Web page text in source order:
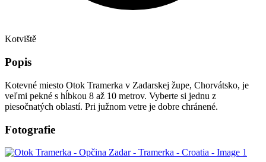
Kotviště
Popis
Kotevné miesto Otok Tramerka v Zadarskej župe, Chorvátsko, je
veľmi pekné s hĺbkou 8 až 10 metrov. Vyberte si jednu z
piesočnatých oblastí. Pri južnom vetre je dobre chránené.
Fotografie